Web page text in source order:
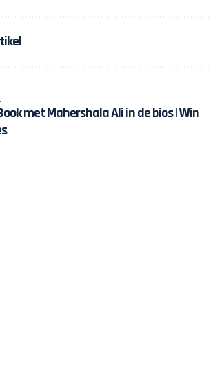
met Mahershala Ali in de bios | Win